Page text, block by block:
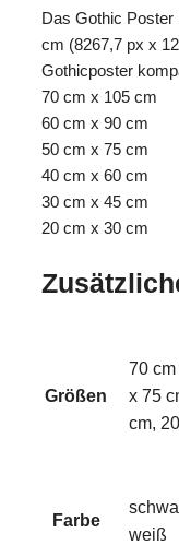
Das Gothic
cm (8267,7 px x
Gothicposter
70 cm x 105 cm
60 cm x 90 cm
50 cm x 75 cm
40 cm x 60 cm
30 cm x 45 cm
20 cm x 30 cm
Größen
70
x 75
cm,
Farbe
weiß